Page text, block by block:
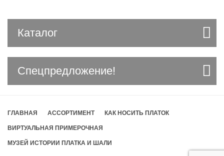
Каталог
Спецпредложение!
ГЛАВНАЯ АССОРТИМЕНТ КАК НОСИТЬ ПЛАТОК
ВИРТУАЛЬНАЯ ПРИМЕРОЧНАЯ
МУЗЕЙ ИСТОРИИ ПЛАТКА И ШАЛИ